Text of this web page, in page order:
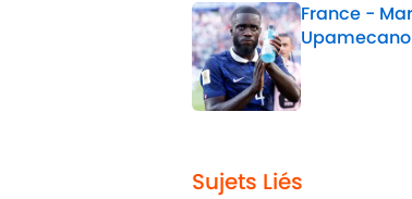
France -
Published by
Sujets Liés